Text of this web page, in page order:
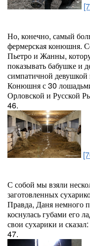
Но, конечно, самый
фермерская конюшня.
Пьетро и Жанны,
показывать бабушке и
симпатичной
Конюшня с 30
Орловской и Русской
46.
С собой мы взяли
заготовленных
Правда, Даня немного
коснулась губами его
свои сухарики и
47.